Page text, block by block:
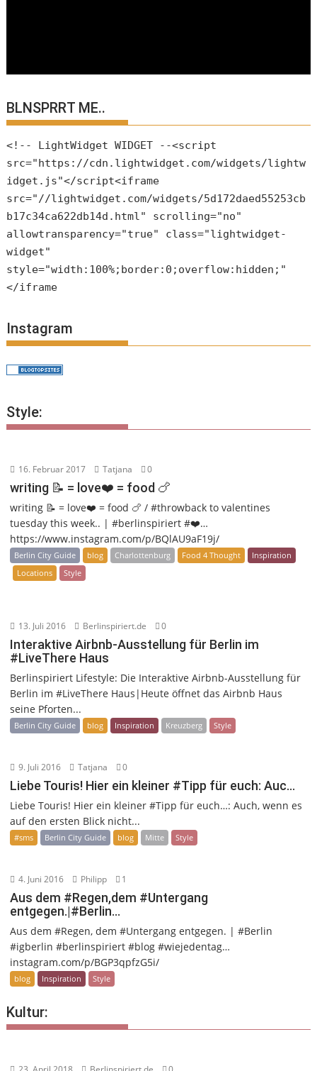
BLNSPRRT ME..
<!-- LightWidget WIDGET --<script
src="https://cdn.lightwidget.com/widgets/lightw
idget.js"</script<iframe
src="//lightwidget.com/widgets/5d172daed55253cb
b17c34ca622db14d.html" scrolling="no"
allowtransparency="true" class="lightwidget-
widget"
style="width:100%;border:0;overflow:hidden;"
</iframe
Instagram
Style:
16. Februar 2017 Tatjana 0
writing 📝 = love❤️ = food 🍗
writing 📝 = love❤️ = food 🍗 / #throwback to valentines
tuesday this week.. | #berlinspiriert #❤️…
https://www.instagram.com/p/BQlAU9aF19j/
Berlin City Guide blog Charlottenburg Food 4 Thought
Inspiration
Locations
Style
13. Juli 2016 Berlinspiriert.de 0
Interaktive Airbnb-Ausstellung für Berlin im
#LiveThere Haus
Berlinspiriert Lifestyle: Die Interaktive Airbnb-Ausstellung für
Berlin im #LiveThere Haus|Heute öffnet das Airbnb Haus
seine Pforten...
Berlin City Guide blog Inspiration Kreuzberg Style
9. Juli 2016 Tatjana 0
Liebe Touris! Hier ein kleiner #Tipp für euch: Auc…
Liebe Touris! Hier ein kleiner #Tipp für euch…: Auch, wenn es
auf den ersten Blick nicht...
#sms Berlin City Guide blog Mitte Style
4. Juni 2016 Philipp 1
Aus dem #Regen,dem #Untergang
entgegen.|#Berlin…
Aus dem #Regen, dem #Untergang entgegen. | #Berlin
#igberlin #berlinspiriert #blog #wiejedentag…
instagram.com/p/BGP3qpfzG5i/
blog Inspiration Style
Kultur: